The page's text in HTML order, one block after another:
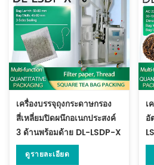
เครื่องบรรจุถุงกระดาษกรอง
สี่เหลี่ยมปิดผนึกอเนกประสงค์
3 ด้านพร้อมด้าย DL-LSDP-X
ดูรายละเอียด
เ
อั